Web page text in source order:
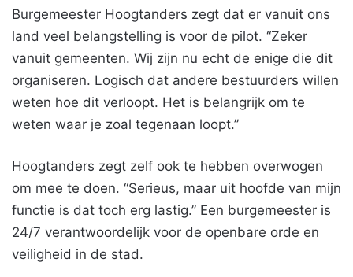
Burgemeester Hoogtanders zegt dat er vanuit ons
land veel belangstelling is voor de pilot. “Zeker
vanuit gemeenten. Wij zijn nu echt de enige die dit
organiseren. Logisch dat andere bestuurders willen
weten hoe dit verloopt. Het is belangrijk om te
weten waar je zoal tegenaan loopt.”
Hoogtanders zegt zelf ook te hebben overwogen
om mee te doen. “Serieus, maar uit hoofde van mijn
functie is dat toch erg lastig.” Een burgemeester is
24/7 verantwoordelijk voor de openbare orde en
veiligheid in de stad.